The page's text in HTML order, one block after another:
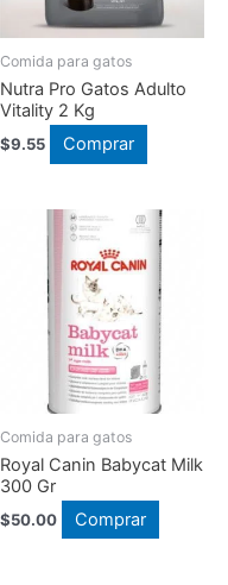
Comida para gatos
Nutra Pro Gatos Adulto
Vitality 2 Kg
$9.55 Comprar
Comida para gatos
Royal Canin Babycat Milk
300 Gr
$50.00 Comprar